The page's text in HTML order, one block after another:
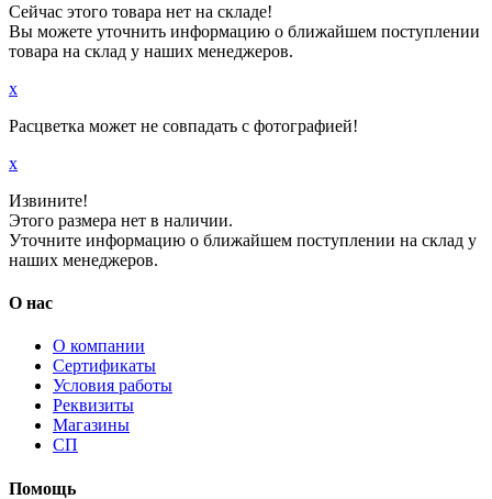
Сейчас этого товара нет на складе!
Вы можете уточнить информацию о ближайшем поступлении
товара на склад у наших менеджеров.
x
Расцветка может не совпадать с фотографией!
x
Извините!
Этого размера нет в наличии.
Уточните информацию о ближайшем поступлении на склад у
наших менеджеров.
О нас
О компании
Сертификаты
Условия работы
Реквизиты
Магазины
СП
Помощь